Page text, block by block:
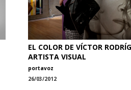
EL COLOR DE VÍCTOR
ARTISTA VISUAL
portavoz
26/03/2012